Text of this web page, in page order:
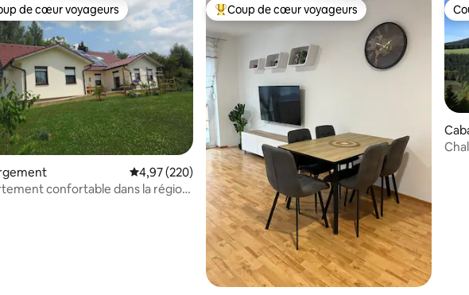
de cœur voyageurs les plus appréciés
de cœur voyageurs
Évaluation moyenne sur la base de 220 commentaires : 4,97
4,97 (220)
confortable dans la région
Coups de cœur voyageurs les plus appréciés
Coup de cœur voyageurs